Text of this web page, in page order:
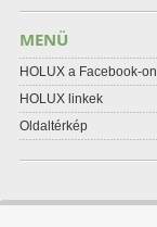
MENÜ
HOLUX a Facebook-on
HOLUX linkek
Oldaltérkép